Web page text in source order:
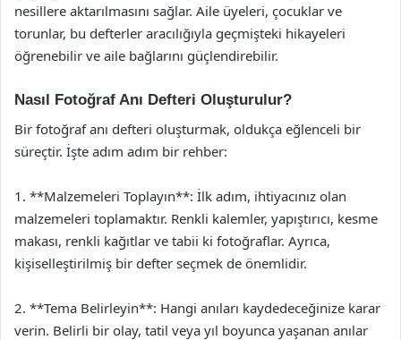
nesillere aktarılmasını sağlar. Aile üyeleri, çocuklar ve
torunlar, bu defterler aracılığıyla geçmişteki hikayeleri
öğrenebilir ve aile bağlarını güçlendirebilir.
Nasıl Fotoğraf Anı Defteri Oluşturulur?
Bir fotoğraf anı defteri oluşturmak, oldukça eğlenceli bir
süreçtir. İşte adım adım bir rehber:
1. **Malzemeleri Toplayın**: İlk adım, ihtiyacınız olan
malzemeleri toplamaktır. Renkli kalemler, yapıştırıcı, kesme
makası, renkli kağıtlar ve tabii ki fotoğraflar. Ayrıca,
kişiselleştirilmiş bir defter seçmek de önemlidir.
2. **Tema Belirleyin**: Hangi anıları kaydedeceğinize karar
verin. Belirli bir olay, tatil veya yıl boyunca yaşanan anılar